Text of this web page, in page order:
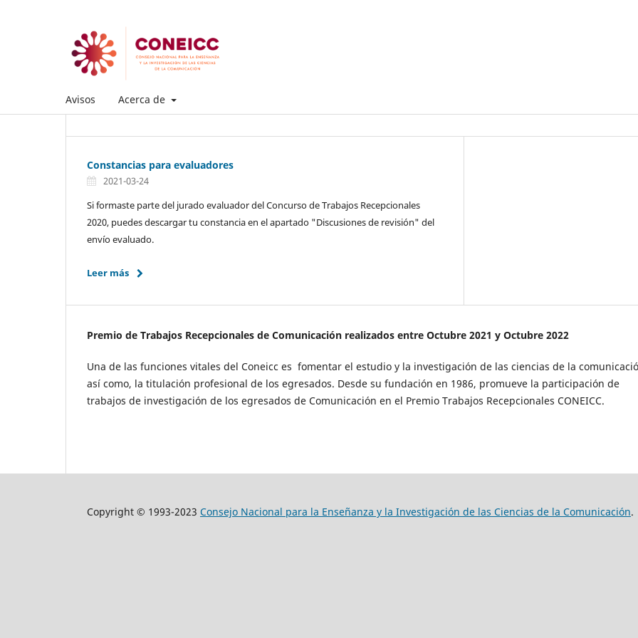
Avisos Acerca de
Constancias para evaluadores
2021-03-24
Si formaste parte del jurado evaluador del Concurso de Trabajos Recepcionales
2020, puedes descargar tu constancia en el apartado "Discusiones de revisión" del
envío evaluado.
Leer más
Premio de Trabajos Recepcionales de Comunicación realizados entre Octubre 2021 y Octubre 2022
Una de las funciones vitales del Coneicc es fomentar el estudio y la investigación de las ciencias de la
así como, la titulación profesional de los egresados. Desde su fundación en 1986, promueve la participación de
trabajos de investigación de los egresados de Comunicación en el Premio Trabajos Recepcionales CONEICC.
Copyright © 1993-2023 Consejo Nacional para la Enseñanza y la Investigación de las Ciencias de la Comunicación.